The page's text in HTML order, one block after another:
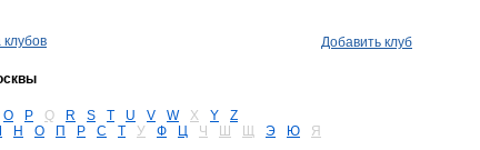
Добавить клуб
клубов
O P Q R S T U V W X Y
Z
Н О П Р С Т У Ф Ц Ч Ш Щ Э Ю Я